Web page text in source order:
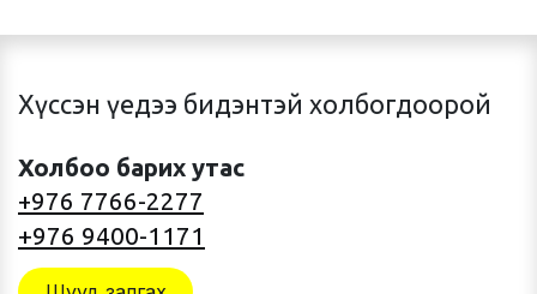
Хүссэн үедээ бидэнтэй холбогдоорой
Холбоо барих утас
+976 7766-2277
+976 9400-1171